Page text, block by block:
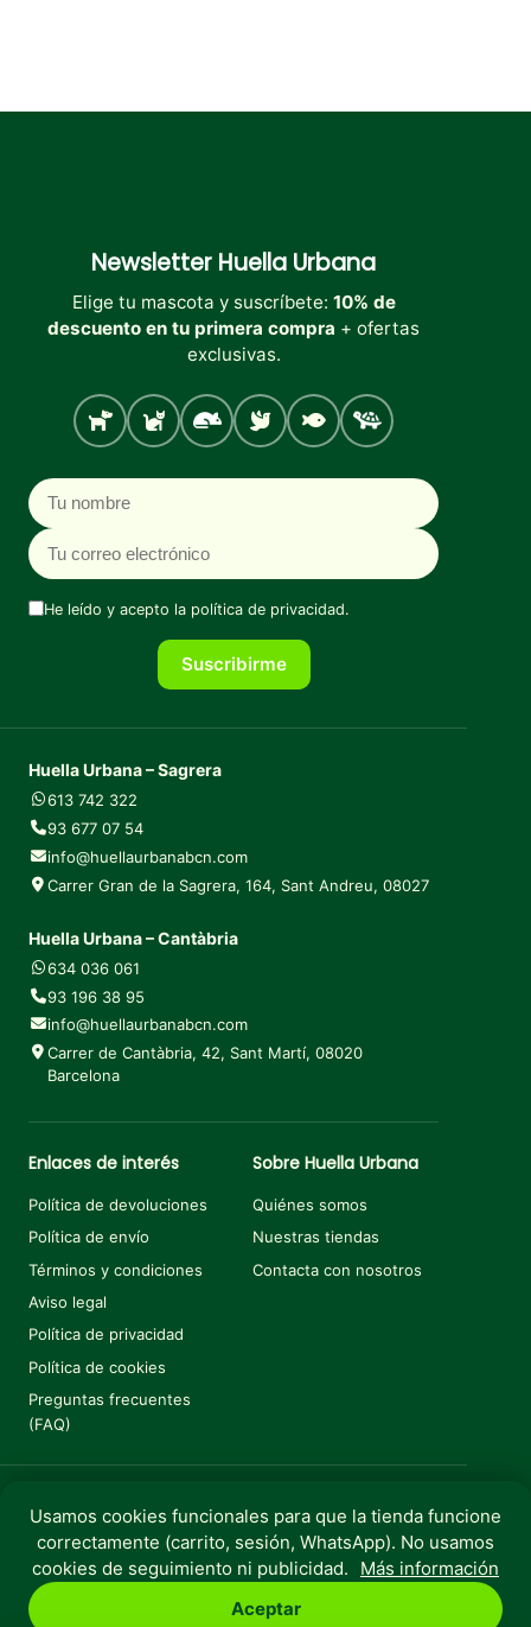
Newsletter Huella Urbana
Elige tu mascota y suscríbete: 10% de
descuento en tu primera compra + ofertas
exclusivas.
Perro Gato Roedores
Aves PecesTortugas
Nombre
Correo electrónico
He leído y acepto la política de privacidad.
Suscribirme
Huella Urbana – Sagrera
613 742 322
93 677 07 54
info@huellaurbanabcn.com
Carrer Gran de la Sagrera, 164, Sant Andreu, 08027
Huella Urbana – Cantàbria
634 036 061
93 196 38 95
info@huellaurbanabcn.com
Carrer de Cantàbria, 42, Sant Martí, 08020
Barcelona
Enlaces de interés
Política de devoluciones
Política de envío
Términos y condiciones
Aviso legal
Política de privacidad
Política de cookies
Preguntas frecuentes
(FAQ)
Sobre Huella Urbana
Quiénes somos
Nuestras tiendas
Contacta con nosotros
Copyright © 2025 Huella Urbana. Todos los derechos
reservados.
Perro PecesRebajas
Usamos cookies funcionales para que la tienda funcione
correctamente (carrito, sesión, WhatsApp). No usamos
cookies de seguimiento ni publicidad.
Más información
Aceptar
€17,90
El precio original era: €17,90.
€16,11El precio actual es: €16,11.
Añadir al carrito